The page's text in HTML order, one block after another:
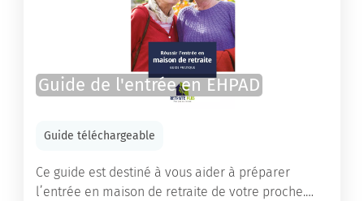
Guide de l'entrée en EHPAD
Guide téléchargeable
Ce guide est destiné à vous aider à préparer
l’entrée en maison de retraite de votre proche.